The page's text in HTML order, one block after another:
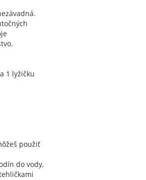
1 lyžičku
použiť
do vody,